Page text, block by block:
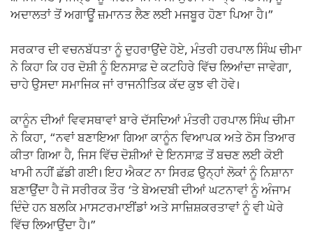
ਅਦਾਲਤਾਂ ਤੋਂ ਅਗਾਊਂ ਜ਼ਮਾਨਤ ਲੈਣ ਲਈ ਮਜਬੂਰ ਹੋਣਾ ਪਿਆ ਹੈ।”
ਸਰਕਾਰ ਦੀ ਵਚਨਬੱਧਤਾ ਨੂੰ ਦੁਹਰਾਉਂਦੇ ਹੋਏ, ਮੰਤਰੀ ਹਰਪਾਲ ਸਿੰਘ ਚੀਮਾ
ਨੇ ਕਿਹਾ ਕਿ ਹਰ ਦੋਸ਼ੀ ਨੂੰ ਇਨਸਾਫ਼ ਦੇ ਕਟਹਿਰੇ ਵਿੱਚ ਲਿਆਂਦਾ ਜਾਵੇਗਾ,
ਚਾਹੇ ਉਸਦਾ ਸਮਾਜਿਕ ਜਾਂ ਰਾਜਨੀਤਿਕ ਕੱਦ ਕੁਝ ਵੀ ਹੋਵੇ।
ਕਾਨੂੰਨ ਦੀਆਂ ਵਿਵਸਥਾਵਾਂ ਬਾਰੇ ਦੱਸਦਿਆਂ ਮੰਤਰੀ ਹਰਪਾਲ ਸਿੰਘ ਚੀਮਾ
ਨੇ ਕਿਹਾ, “ਨਵਾਂ ਬਣਾਇਆ ਗਿਆ ਕਾਨੂੰਨ ਵਿਆਪਕ ਅਤੇ ਠੋਸ ਤਿਆਰ
ਕੀਤਾ ਗਿਆ ਹੈ, ਜਿਸ ਵਿੱਚ ਦੋਸ਼ੀਆਂ ਦੇ ਇਨਸਾਫ਼ ਤੋਂ ਬਚਣ ਲਈ ਕੋਈ
ਖਾਮੀ ਨਹੀਂ ਛੱਡੀ ਗਈ। ਇਹ ਐਕਟ ਨਾ ਸਿਰਫ਼ ਉਨ੍ਹਾਂ ਲੋਕਾਂ ਨੂੰ ਨਿਸ਼ਾਨਾ
ਬਣਾਉਂਦਾ ਹੈ ਜੋ ਸਰੀਰਕ ਤੌਰ ‘ਤੇ ਬੇਅਦਬੀ ਦੀਆਂ ਘਟਨਾਵਾਂ ਨੂੰ ਅੰਜਾਮ
ਦਿੰਦੇ ਹਨ ਬਲਕਿ ਮਾਸਟਰਮਾਈਂਡਾਂ ਅਤੇ ਸਾਜ਼ਿਸ਼ਕਰਤਾਵਾਂ ਨੂੰ ਵੀ ਘੇਰੇ
ਵਿੱਚ ਲਿਆਉਂਦਾ ਹੈ।”